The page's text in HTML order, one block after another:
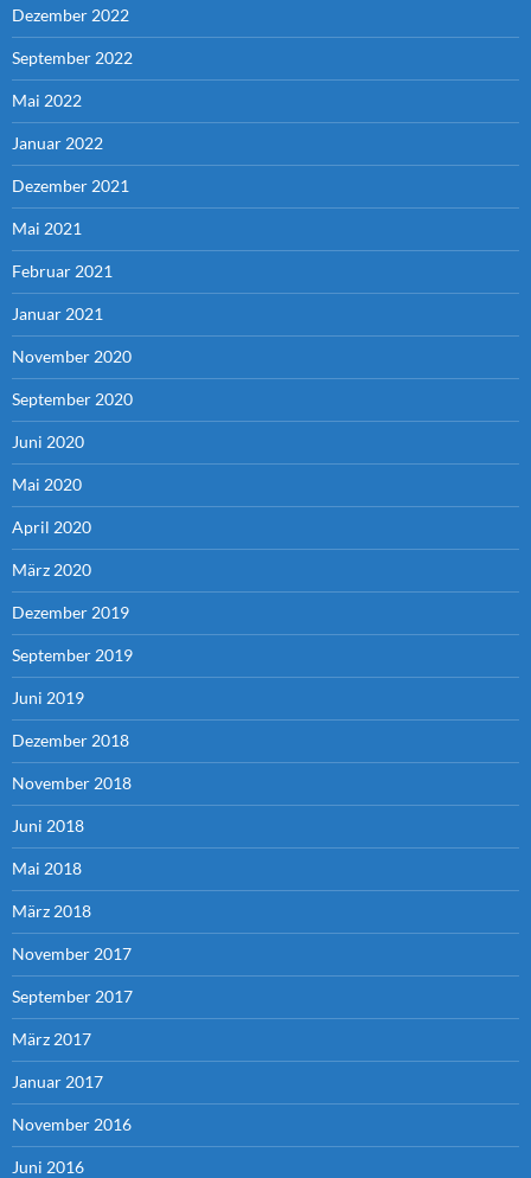
Dezember 2022
September 2022
Mai 2022
Januar 2022
Dezember 2021
Mai 2021
Februar 2021
Januar 2021
November 2020
September 2020
Juni 2020
Mai 2020
April 2020
März 2020
Dezember 2019
September 2019
Juni 2019
Dezember 2018
November 2018
Juni 2018
Mai 2018
März 2018
November 2017
September 2017
März 2017
Januar 2017
November 2016
Juni 2016